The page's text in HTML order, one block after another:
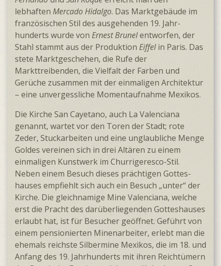
lebhaften Mercado Hidalgo. Das Marktgebäude im
franzö­sischen Stil des ausge­henden 19. Jahr­
hunderts wurde von Ernest Brunelentworfen, der
Stahl stammt aus der Produktion Eiffelin Paris. Das
stete Marktgeschehen, die Rufe der
Markttreibenden, die Vielfalt der Farben und
Gerüche zusammen mit der einmaligen Architektur
– eine unver­gess­liche Moment­aufnahme Mexikos.
Die Kirche San Cayetano, auch La Valenciana
genannt, wartet vor den Toren der Stadt; rote
Zeder, Stuck­arbeiten und eine unglaub­liche Menge
Goldes vereinen sich in drei Altären zu einem
einmaligen Kunst­werk im Churri­geresco-Stil.
Neben einem Besuch dieses prächtigen Gottes­
hauses empfiehlt sich auch ein Besuch „unter“ der
Kirche. Die gleich­namige Mine Valenciana, welche
erst die Pracht des darüber­liegenden Gottes­hauses
erlaubt hat, ist für Besucher geöffnet. Geführt von
einem pensio­nierten Minen­arbeiter, erlebt man die
ehemals reichste Silber­mine Mexikos, die im 18. und
Anfang des 19. Jahr­hunderts mit ihren Reich­tümern